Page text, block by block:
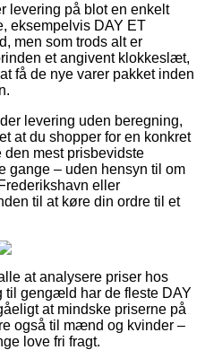
levering på blot en enkelt
eksempelvis DAY ET
men som trods alt er
et angivent klokkeslæt,
få de nye varer pakket inden
levering uden beregning,
at du shopper for en konkret
den mest prisbevidste
gange – uden hensyn til om
eller
til at køre din ordre til et
at analysere priser hos
til gengæld har de fleste DAY
at mindske priserne på
også til mænd og kvinder –
love fri fragt.